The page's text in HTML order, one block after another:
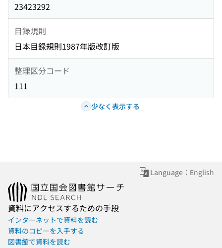
23423292
目録規則
日本目録規則1987年版改訂版
整理区分コード
111
少なく表示する
Language：English
資料にアクセスするための手段
インターネットで資料を読む
資料のコピーを入手する
図書館で資料を読む